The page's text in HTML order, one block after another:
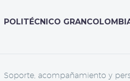
POLITÉCNICO
Soporte, acompañamiento y